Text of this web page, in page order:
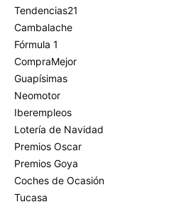
Tendencias21
Cambalache
Fórmula 1
CompraMejor
Guapísimas
Neomotor
Iberempleos
Lotería de Navidad
Premios Oscar
Premios Goya
Coches de Ocasión
Tucasa